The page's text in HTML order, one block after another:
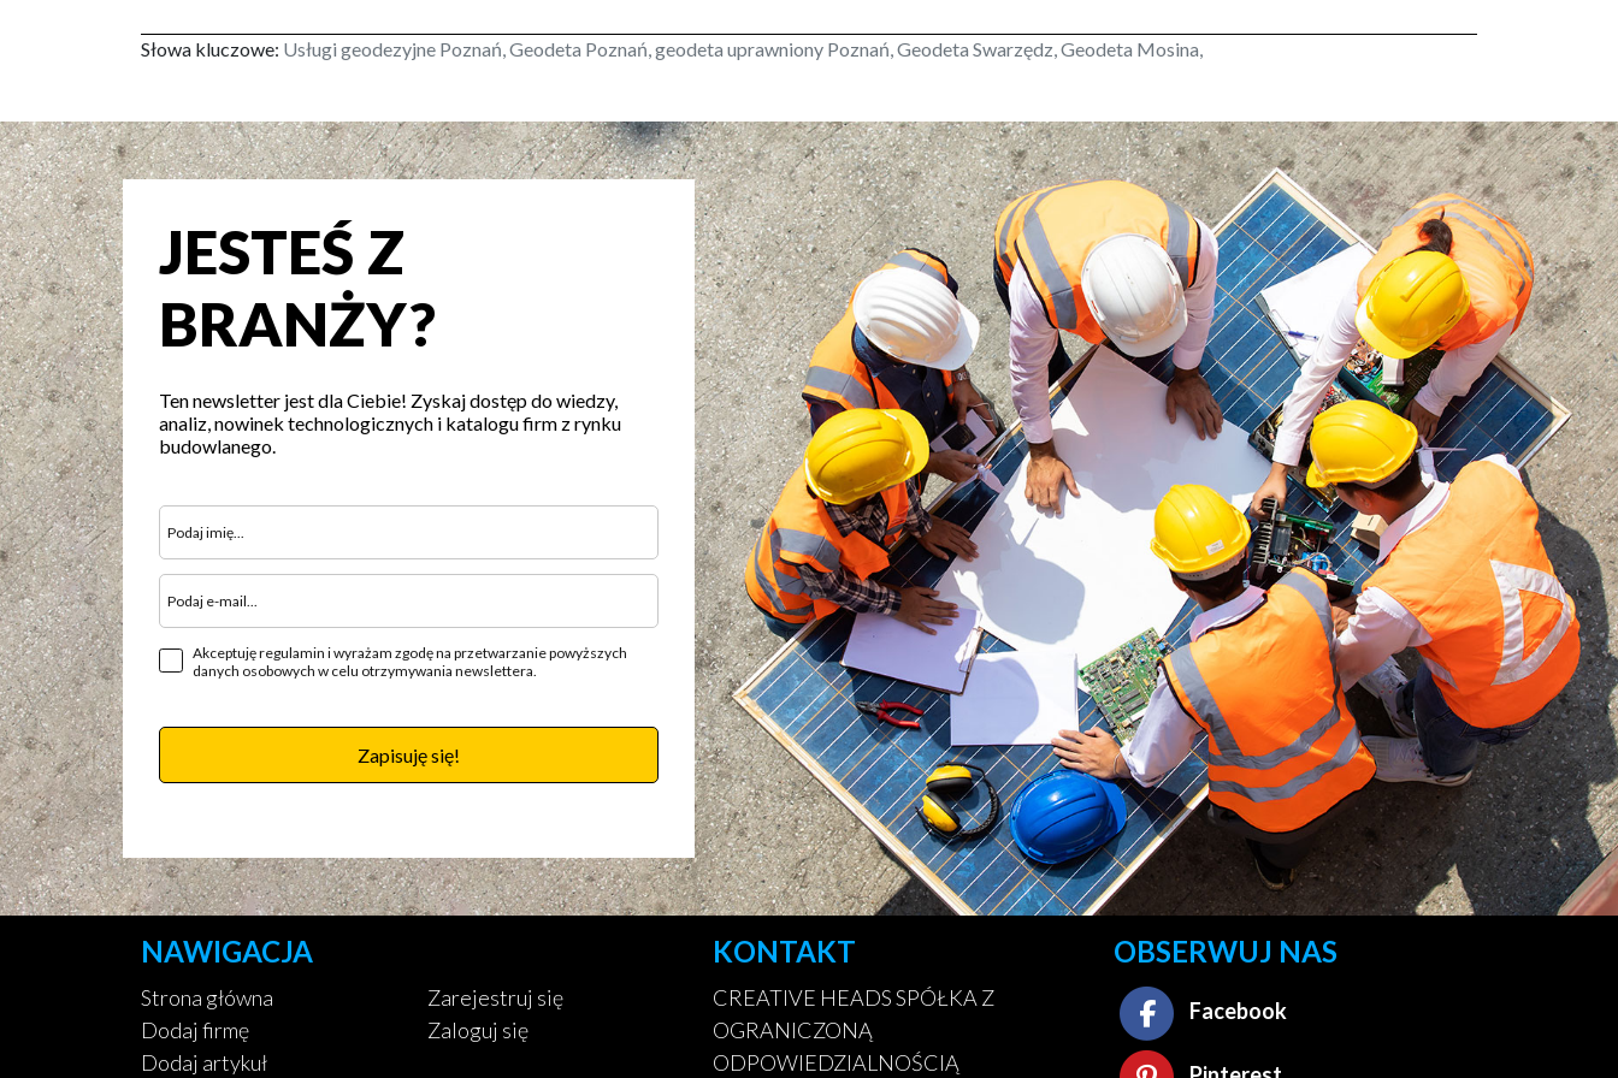
Słowa kluczowe: Usługi geodezyjne Poznań, Geodeta Poznań, geodeta uprawniony Poznań, Geodeta Swarzędz, Geodeta Mosina,
JESTEŚ Z
BRANŻY?
Ten newsletter jest dla Ciebie! Zyskaj dostęp do wiedzy,
analiz, nowinek technologicznych i katalogu firm z rynku
budowlanego.
Akceptuję regulamin i wyrażam zgodę na przetwarzanie powyższych
danych osobowych w celu otrzymywania newslettera.
Zapisuję się!
NAWIGACJA
Strona główna
Dodaj firmę
Dodaj artykuł
Zarejestruj się
Zaloguj się
KONTAKT
CREATIVE HEADS SPÓŁKA Z
OGRANICZONĄ
ODPOWIEDZIALNOŚCIĄ
OBSERWUJ NAS
Facebook